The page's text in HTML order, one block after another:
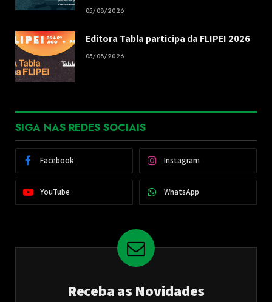
05/08/2026
Editora Tabla participa da FLIPEI 2026
05/08/2026
SIGA NAS REDES SOCIAIS
Facebook Instagram
YouTube WhatsApp
Receba as Novidades